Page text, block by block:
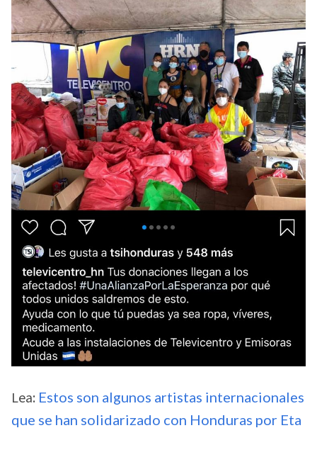
Lea: Estos son algunos artistas internacionales
que se han solidarizado con Honduras por Eta